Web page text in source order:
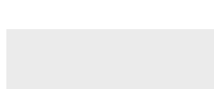
Echo, ���� ��